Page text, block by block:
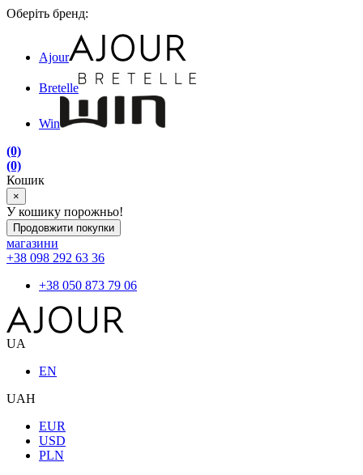
Оберіть бренд:
Ajour
Bretelle
Win
(0)
(0)
Кошик
×
У кошику порожньо!
Продовжити покупки
магазини
+38 098 292 63 36
+38 050 873 79 06
UA
EN
UAH
EUR
USD
PLN